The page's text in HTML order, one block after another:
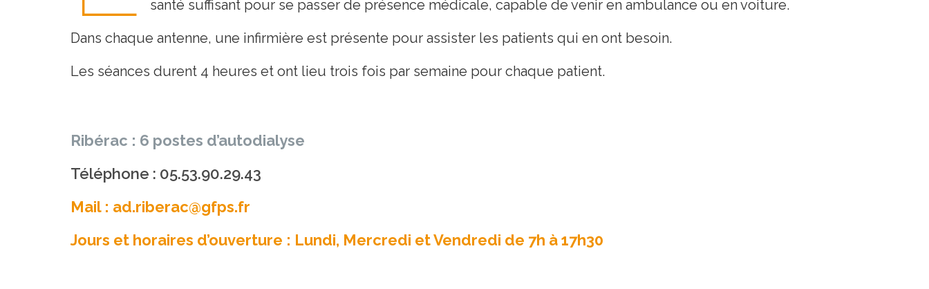
santé suffisant pour se passer de présence médicale, capable de venir en ambulance ou en voiture.
Dans chaque antenne, une infirmière est présente pour assister les patients qui en ont besoin.
Les séances durent 4 heures et ont lieu trois fois par semaine pour chaque patient.
Ribérac : 6 postes d’autodialyse
Téléphone : 05.53.90.29.43
Mail : ad.riberac@gfps.fr
Jours et horaires d’ouverture : Lundi, Mercredi et Vendredi de 7h à 17h30